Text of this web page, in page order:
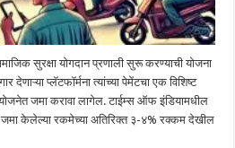
सुरक्षा योगदान प्रणाली सुरू करण्याची योजना
प्लॅटफॉर्मना त्यांच्या पेमेंटचा एक विशिष्ट
जमा करावा लागेल. टाईम्स ऑफ इंडियामधील
जमा केलेल्या रकमेच्या अतिरिक्त ३-४% रक्कम देखील